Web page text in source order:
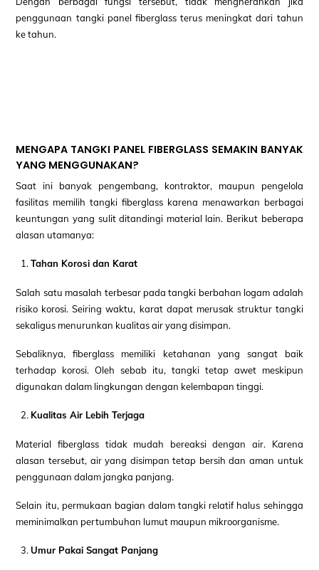
penggunaan tangki panel fiberglass terus meningkat dari tahun
ke tahun.
MENGAPA TANGKI PANEL FIBERGLASS SEMAKIN BANYAK
YANG MENGGUNAKAN?
Saat ini banyak pengembang, kontraktor, maupun pengelola
fasilitas memilih tangki fiberglass karena menawarkan berbagai
keuntungan yang sulit ditandingi material lain. Berikut beberapa
alasan utamanya:
Tahan Korosi dan Karat
Salah satu masalah terbesar pada tangki berbahan logam adalah
risiko korosi. Seiring waktu, karat dapat merusak struktur tangki
sekaligus menurunkan kualitas air yang disimpan.
Sebaliknya, fiberglass memiliki ketahanan yang sangat baik
terhadap korosi. Oleh sebab itu, tangki tetap awet meskipun
digunakan dalam lingkungan dengan kelembapan tinggi.
Kualitas Air Lebih Terjaga
Material fiberglass tidak mudah bereaksi dengan air. Karena
alasan tersebut, air yang disimpan tetap bersih dan aman untuk
penggunaan dalam jangka panjang.
Selain itu, permukaan bagian dalam tangki relatif halus sehingga
meminimalkan pertumbuhan lumut maupun mikroorganisme.
Umur Pakai Sangat Panjang